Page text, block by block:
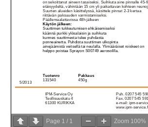
Page 1 / 1 Zoom 100%